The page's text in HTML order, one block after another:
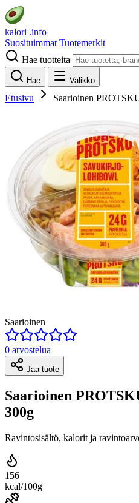
kalori .info
Suosituimmat Tuotemerkit
Hae tuotteita
Hae Valikko
Etusivu Saarioinen
Saarioinen
0 arvostelua
Jaa tuote
Saarioinen
300g
Ravintosisältö, kalorit ja
156
kcal/100g